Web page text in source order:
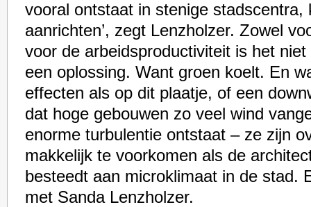
vooral ontstaat in stenige stadscentra,
aanrichten’, zegt Lenzholzer. Zowel
voor de arbeidsproductiviteit is het
een oplossing. Want groen koelt. En
effecten als op dit plaatje, of een
dat hoge gebouwen zo veel wind
enorme turbulentie ontstaat – ze zijn
makkelijk te voorkomen als de
besteedt aan microklimaat in de stad.
met Sanda Lenzholzer.